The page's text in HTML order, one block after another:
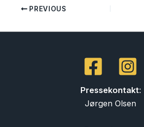
PREVIOUS
Pressekontakt:
Jørgen Olsen